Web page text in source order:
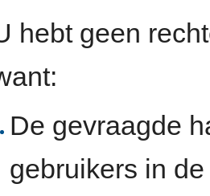
hebt geen
De gevraagde
gebruikers in